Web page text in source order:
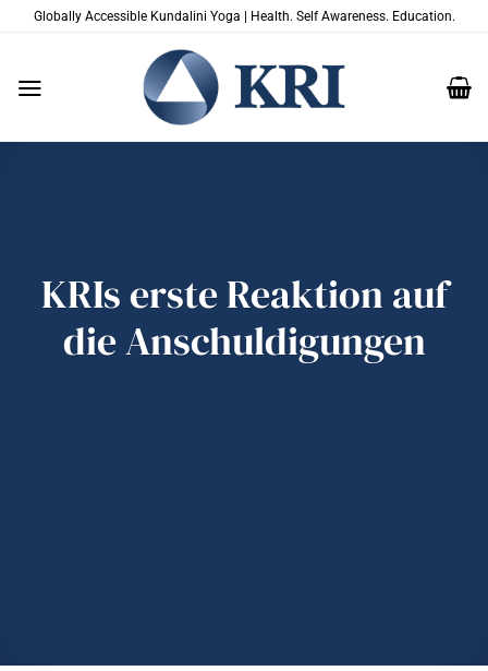
ZumGlobally Accessible Kundalini Yoga | Health. Self Awareness. Education.
KRIs erste Reaktion auf
die Anschuldigungen